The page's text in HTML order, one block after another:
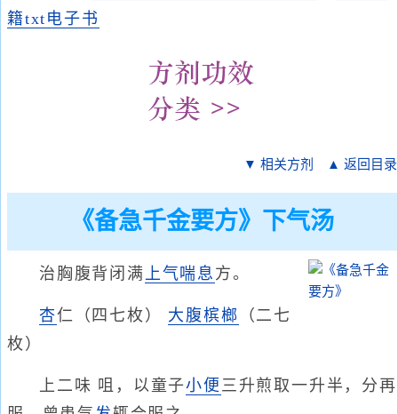
籍txt电子书
▼ 相关方剂 ▲ 返回目录
《备急千金要方》下气汤
治胸腹背闭满 上气喘息 方。
杏仁（四七枚） 大腹槟榔 （二七
枚）
上二味 咀，以童子小便 三升煎取一升半，分再